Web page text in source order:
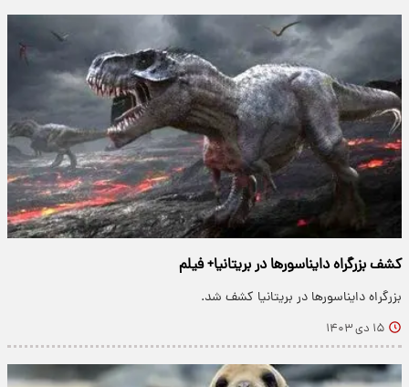
کشف بزرگراه دایناسورها در بریتانیا+ فیلم
بزرگراه دایناسورها در بریتانیا کشف شد.
۱۵ دی ۱۴۰۳